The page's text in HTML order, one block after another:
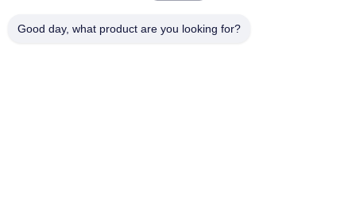
今提出
Good day, what product are you looking for?